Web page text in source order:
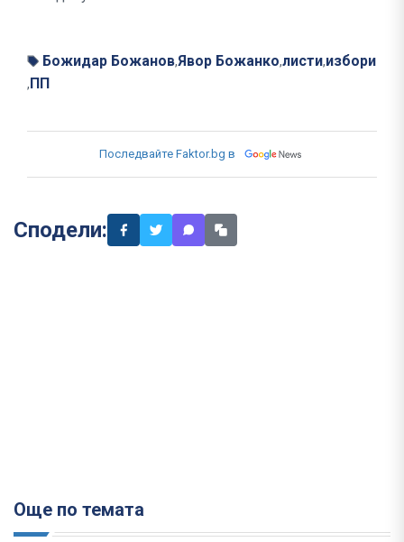
Божидар Божанов,Явор Божанко,листи,избори
, ПП
Последвайте Faktor.bg в
Сподели:
Още по темата